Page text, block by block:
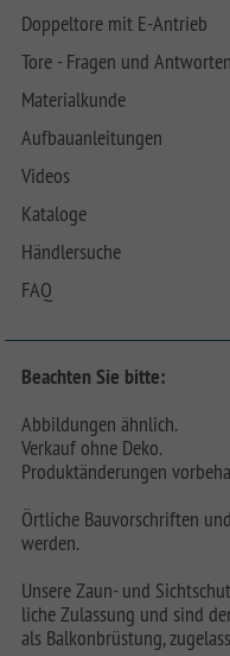
Doppeltore mit E-Antrieb
Tore - Fragen und Antworten
Materialkunde
Aufbauanleitungen
Videos
Kataloge
Händlersuche
FAQ
Beachten Sie bitte:
Abbildungen ähnlich.
Verkauf ohne Deko.
Produktänderungen
Örtliche Bauvorschriften
werden.
Unsere Zaun- und
liche Zulassung und sind
als Balkonbrüstung,